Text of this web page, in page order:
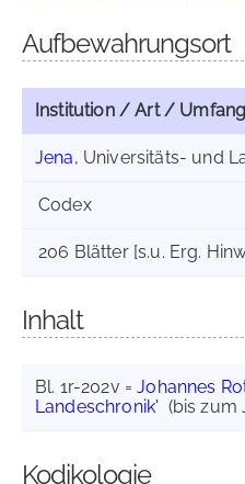
Aufbewahrungsort
Institution / Art / Umfang
Jena, Universitäts- und
Codex
206 Blätter [s.u. Erg.
Inhalt
Bl. 1r-202v =Johannes
Landeschronik' (bis zum
Kodikologie